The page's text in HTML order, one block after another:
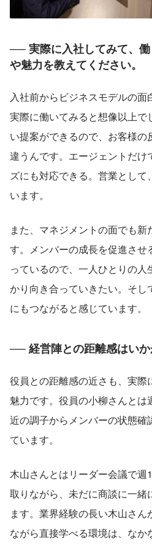
── 実際に入社してみて、
や魅力を教えてください。
入社前からビジネスモデルの面
実際に働いてみると想像以上
い提案ができるので、お客様
違うんです。エージェントだけ
ズにも対応できる。営業とし
います。
また、マネジメントの面でも新
す。メンバーの成長を促進させ
っているので、一人ひとりの
かり向き合っていきたい。そ
にもつながると感じています。
── 経営陣との距離感はいか
役員との距離感の近さも、実際
魅力です。役員の小柳さんと
近の調子からメンバーの状態
ています。
木山さんとはリーダー会議で週
取りながら、未だに商談に一緒
ます。業界経験の長い木山さ
ながら直接学べる環境は、なか